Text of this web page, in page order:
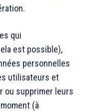
qui
est possible),
personnelles
utilisateurs et
ou supprimer leurs
(à